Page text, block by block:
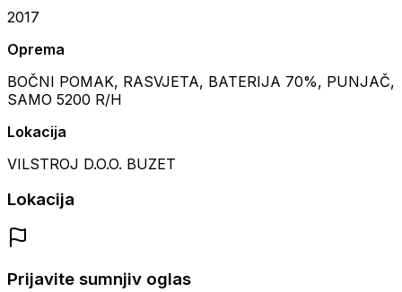
2017
Oprema
BOČNI POMAK, RASVJETA, BATERIJA 70%, PUNJAČ,
SAMO 5200 R/H
Lokacija
VILSTROJ D.O.O. BUZET
Lokacija
Prijavite sumnjiv oglas